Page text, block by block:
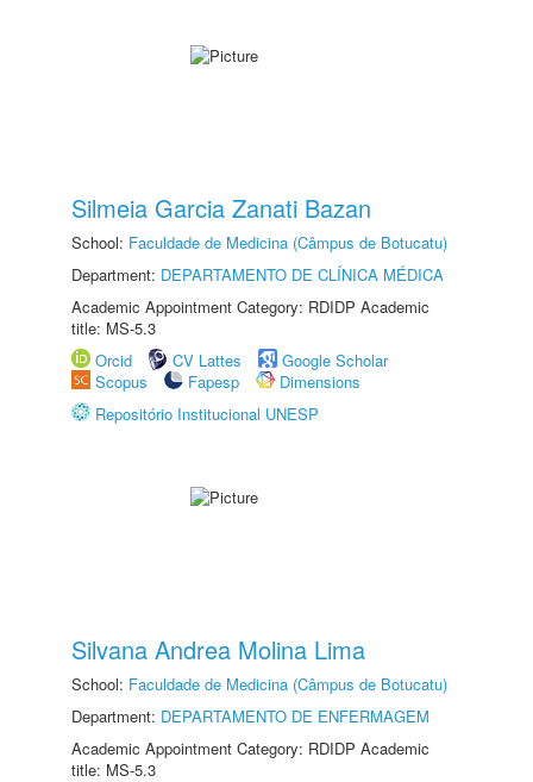
Silmeia Garcia Zanati Bazan
School: Faculdade de Medicina (Câmpus de Botucatu)
Department: DEPARTAMENTO DE CLÍNICA MÉDICA
Academic Appointment Category: RDIDP Academic
title: MS-5.3
Orcid
CV Lattes
Google Scholar
Scopus
Fapesp
Dimensions
Repositório Institucional UNESP
Silvana Andrea Molina Lima
School: Faculdade de Medicina (Câmpus de Botucatu)
Department: DEPARTAMENTO DE ENFERMAGEM
Academic Appointment Category: RDIDP Academic
title: MS-5.3